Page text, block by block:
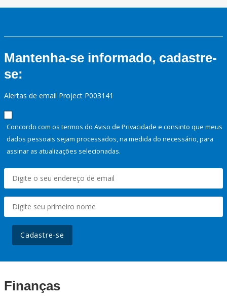
Mantenha-se informado, cadastre-
se:
Alertas de email Project P003141
Concordo com os termos do Aviso de Privacidade e consinto que meus
dados pessoais sejam processados, na medida do necessário, para
assinar as atualizações selecionadas.
Cadastre-se
Finanças